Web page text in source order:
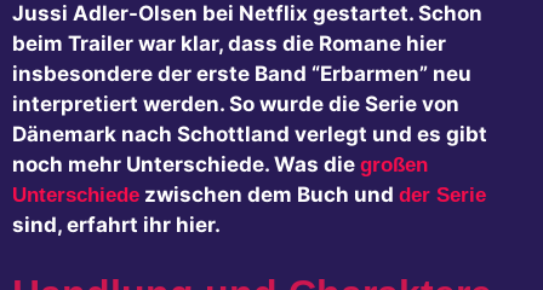
Jussi Adler-Olsen bei Netflix gestartet. Schon
beim Trailer war klar, dass die Romane hier
insbesondere der erste Band “Erbarmen” neu
interpretiert werden. So wurde die Serie von
Dänemark nach Schottland verlegt und es gibt
noch mehr Unterschiede. Was die großen
Unterschiede zwischen dem Buch und der Serie
sind, erfahrt ihr hier.